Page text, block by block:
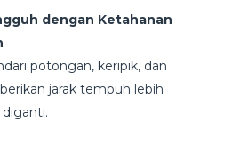
dengan Ketahanan
potongan, keripik, dan
jarak tempuh lebih